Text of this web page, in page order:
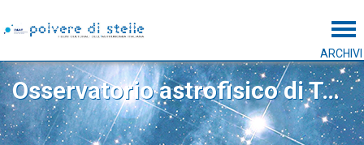
ARCHIVI
Osservatorio astrofisico di Torino